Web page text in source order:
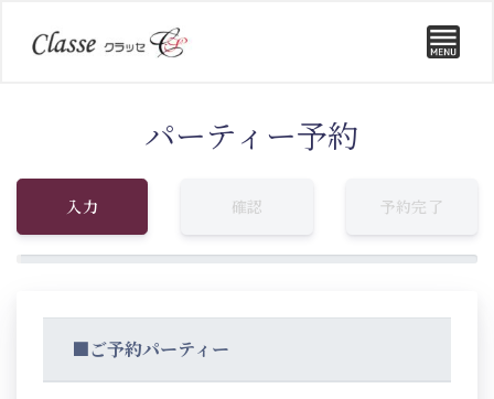
パーティー予約
入力 確認 予約完了
■ご予約パーティー